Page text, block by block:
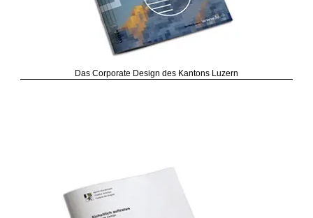
Das Corporate Design des Kantons Luzern